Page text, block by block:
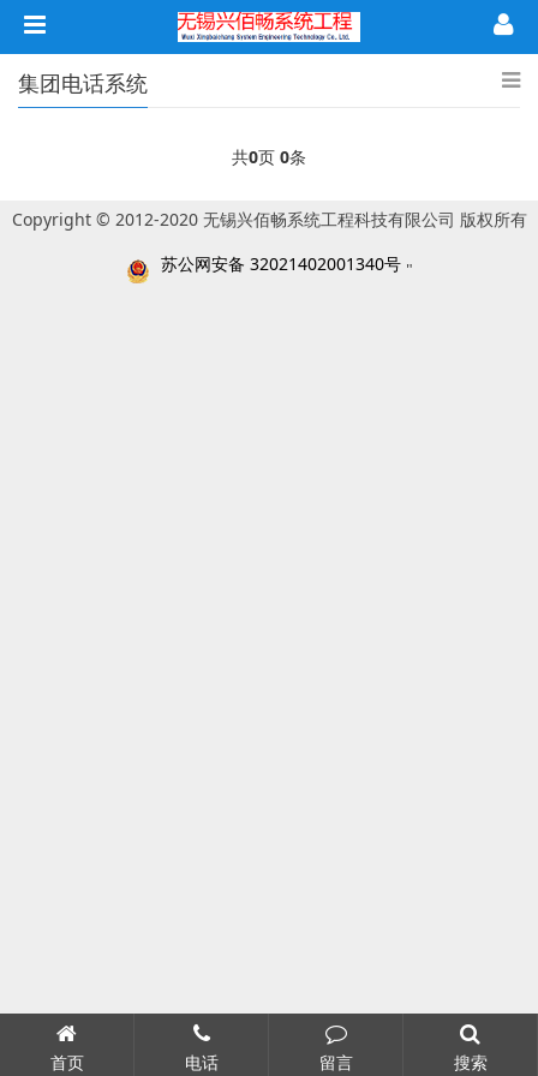
集团电话系统
共0页 0条
Copyright © 2012-2020 无锡兴佰畅系统工程科技有限公司 版权所有
苏公网安备 32021402001340号"
首页 电话 留言 搜索